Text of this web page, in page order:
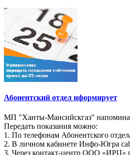
Абонентский отдел иформирует
МП "Ханты-Мансийскгаз"
Передать показания можно:
1. По телефонам Абонентского
2. В личном кабинете Инфо-Югра
3. Через контакт-центр ООО «ИРЦ»